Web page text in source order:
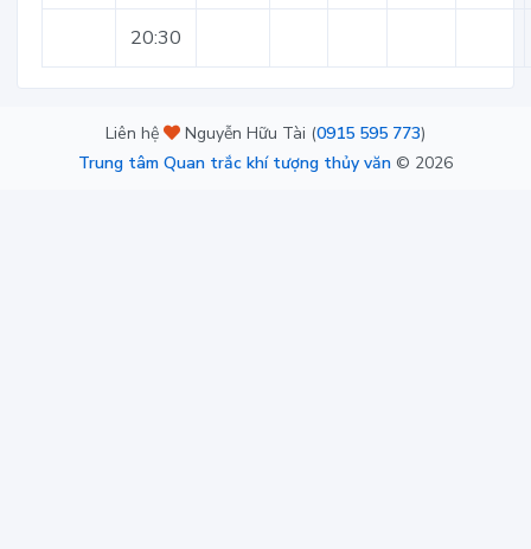
20:30
Liên hệ Nguyễn Hữu Tài (0915 595 773)
Trung tâm Quan trắc khí tượng thủy văn © 2026